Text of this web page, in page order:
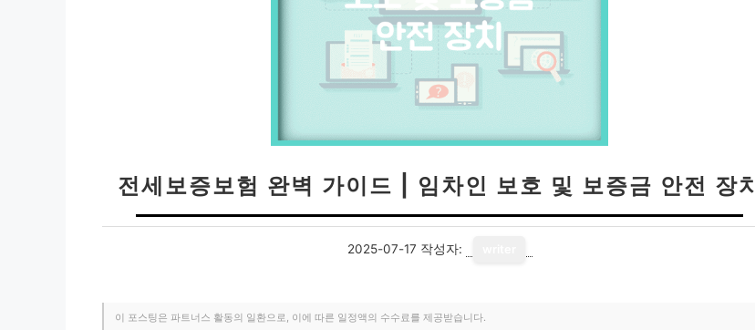
전세보증보험 완벽 가이드 | 임차인 보호 및 보증금 안전 장치
2025-07-17 작성자:
이 포스팅은 파트너스 활동의 일환으로, 이에 따른 일정액의 수수료를 제공받습니다.